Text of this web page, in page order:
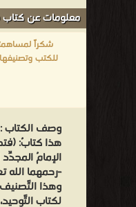
معلومات عن كتاب
شكراً
للكتب
وصف الكتاب :
هذا كتابُ:
الإمامُ
-رحمهما الله
وهذا
لكتاب